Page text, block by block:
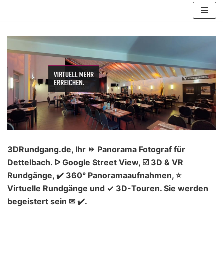
Inhalt
springen
3DRundgang.de, Ihr ⏩ Panorama Fotograf für
Dettelbach. ᐅ Google Street View, ☑️ 3D & VR
Rundgänge, ✔️ 360° Panoramaaufnahmen, ⭐
Virtuelle Rundgänge und ✓ 3D-Touren. Sie werden
begeistert sein ✉ ✔️.